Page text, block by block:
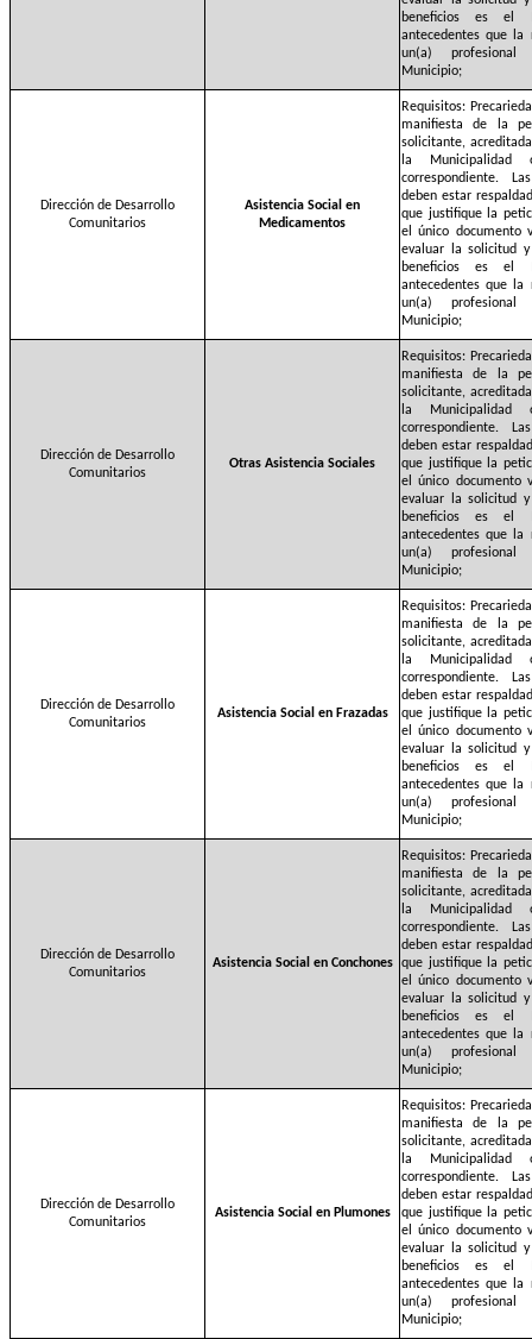
beneficios es el
antecedentes que la
un(a)
Municipio;
Dirección de Desarrollo
Comunitarios
Asistencia Social en
Medicamentos
Requisitos:
manifiesta de la
solicitante,
la
correspondiente.
deben estar
que justifique la
el único documento
evaluar la solicitud
beneficios es el
antecedentes que la
un(a)
Municipio;
Dirección de Desarrollo
Comunitarios
Otras Asistencia Sociales
Requisitos:
manifiesta de la
solicitante,
la
correspondiente.
deben estar
que justifique la
el único documento
evaluar la solicitud
beneficios es el
antecedentes que la
un(a)
Municipio;
Dirección de Desarrollo
Comunitarios
Asistencia Social en Frazadas
Requisitos:
manifiesta de la
solicitante,
la
correspondiente.
deben estar
que justifique la
el único documento
evaluar la solicitud
beneficios es el
antecedentes que la
un(a)
Municipio;
Dirección de Desarrollo
Comunitarios
Asistencia Social en Conchones
Requisitos:
manifiesta de la
solicitante,
la
correspondiente.
deben estar
que justifique la
el único documento
evaluar la solicitud
beneficios es el
antecedentes que la
un(a)
Municipio;
Dirección de Desarrollo
Comunitarios
Asistencia Social en Plumones
Requisitos:
manifiesta de la
solicitante,
la
correspondiente.
deben estar
que justifique la
el único documento
evaluar la solicitud
beneficios es el
antecedentes que la
un(a)
Municipio;